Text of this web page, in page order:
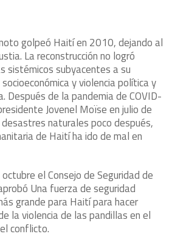
golpeó Haití en 2010, dejando al
La reconstrucción no logró
sistémicos subyacentes a su
y violencia política y
Después de la pandemia de COVID-
Jovenel Moïse en julio de
naturales poco después,
de Haití ha ido de mal en
el Consejo de Seguridad de
Una fuerza de seguridad
grande para Haití para hacer
la violencia de las pandillas en el
conflicto.